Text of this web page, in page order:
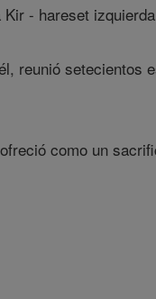
- hareset
reunió setecientos
como un